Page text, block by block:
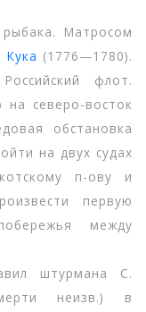
Матросом
Кука (1776—1780).
флот.
на северо-восток
обстановка
на двух судах
п-ову и
первую
между
штурмана С.
неизв.) в